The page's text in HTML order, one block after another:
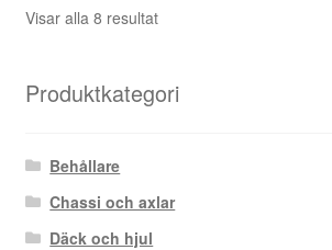
Visar alla 8 resultatSortera
Produktkategori
Behållare
Chassi och axlar
Däck och hjul